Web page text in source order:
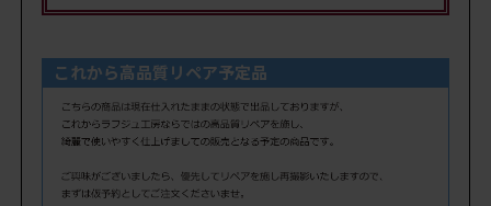
これから高品質リペア予定品